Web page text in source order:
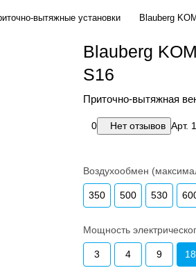
вытяжные установки Blauberg
Blauberg
S16
Приточно-вытяжная
0 Нет отзывов Арт.
Воздухообмен
350 500 530
Мощность
3 4 9 18